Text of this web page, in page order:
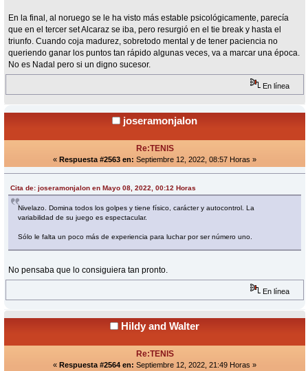
En la final, al noruego se le ha visto más estable psicológicamente, parecía
que en el tercer set Alcaraz se iba, pero resurgió en el tie break y hasta el
triunfo. Cuando coja madurez, sobretodo mental y de tener paciencia no
queriendo ganar los puntos tan rápido algunas veces, va a marcar una época.
No es Nadal pero si un digno sucesor.
En línea
joseramonjalon
Re:TENIS
« Respuesta #2563 en: Septiembre 12, 2022, 08:57 Horas »
Cita de: joseramonjalon en Mayo 08, 2022, 00:12 Horas
Nivelazo. Domina todos los golpes y tiene físico, carácter y autocontrol. La
variabilidad de su juego es espectacular.
Sólo le falta un poco más de experiencia para luchar por ser número uno.
No pensaba que lo consiguiera tan pronto.
En línea
Hildy and Walter
Re:TENIS
« Respuesta #2564 en: Septiembre 12, 2022, 21:49 Horas »